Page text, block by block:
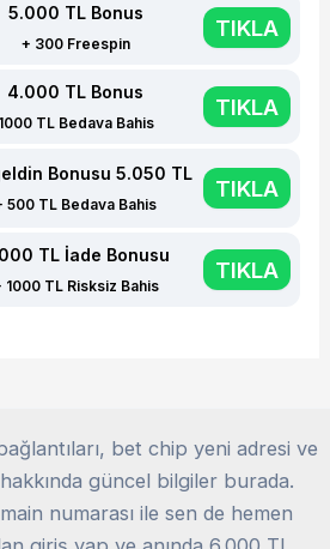
5.000 TL Bonus
+ 300 Freespin
TIKLA
4.000 TL Bonus
1000 TL Bedava Bahis
TIKLA
Bonusu 5.050 TL
500 TL Bedava Bahis
TIKLA
TL İade Bonusu
1000 TL Risksiz Bahis
TIKLA
bet chip yeni adresi ve
güncel bilgiler burada.
numarası ile sen de hemen